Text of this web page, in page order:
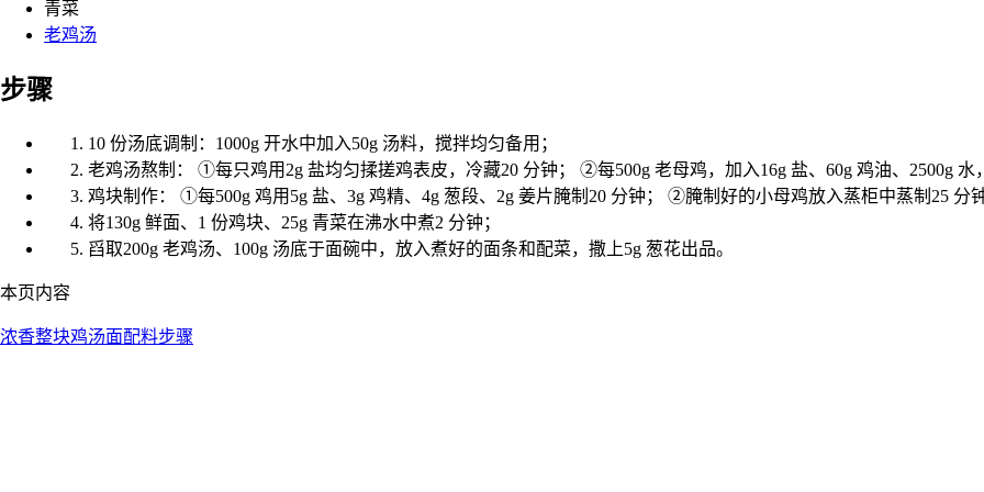
青菜
老鸡汤
步骤
10 份汤底调制：1000g 开水中加入50g 汤料，搅拌均匀备用；
老鸡汤熬制： ①每只鸡用2g 盐均匀揉搓鸡表皮，冷藏20 分钟； ②每500g 老母鸡，加入16g 盐、60g 鸡油、2500g 水
鸡块制作： ①每500g 鸡用5g 盐、3g 鸡精、4g 葱段、2g 姜片腌制20 分钟； ②腌制好的小母鸡放入蒸柜中蒸制25
将130g 鲜面、1 份鸡块、25g 青菜在沸水中煮2 分钟；
舀取200g 老鸡汤、100g 汤底于面碗中，放入煮好的面条和配菜，撒上5g 葱花出品。
本页内容
浓香整块鸡汤面配料步骤